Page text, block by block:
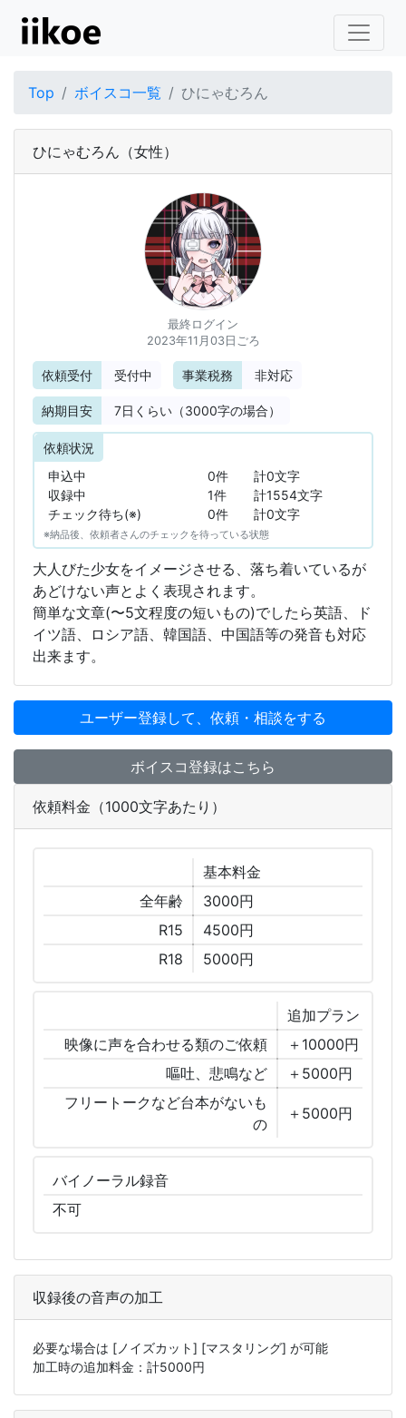
Top ボイスコ一覧 ひにゃむろん
ひにゃむろん （女性）
最終ログイン
2023年11月03日ごろ
依頼受付 受付中 事業税務 非対応
納期目安 7日くらい（3000字の場合）
依頼状況
申込中
0件
計0文字
収録中
1件
計1554文字
チェック待ち(※)
0件 計0文字
※納品後、依頼者さんのチェックを待っている状態
大人びた少女をイメージさせる、落ち着いているが
あどけない声とよく表現されます。
簡単な文章(〜5文程度の短いもの)でしたら英語、ド
イツ語、ロシア語、韓国語、中国語等の発音も対応
出来ます。
ユーザー登録して、依頼・相談をする
ボイスコ登録はこちら
依頼料金（1000文字あたり）
基本料金
全年齢
3000円
R15
4500円
R18
5000円
追加プラン
映像に声を合わせる類のご依頼
＋10000円
嘔吐、悲鳴など
＋5000円
フリートークなど台本がないも
の
＋5000円
バイノーラル録音
不可
収録後の音声の加工
必要な場合は [ノイズカット] [マスタリング] が可能
加工時の追加料金：計5000円